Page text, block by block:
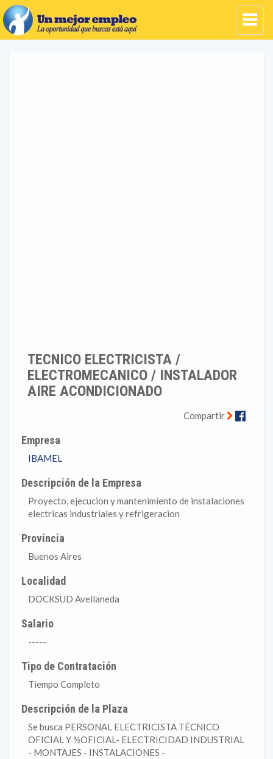
TECNICO ELECTRICISTA /
ELECTROMECANICO / INSTALADOR
AIRE ACONDICIONADO
Compartir
Empresa
IBAMEL
Descripción de la Empresa
Proyecto, ejecucion y mantenimiento de instalaciones
electricas industriales y refrigeracion
Provincia
Buenos Aires
Localidad
DOCKSUD Avellaneda
Salario
-----
Tipo de Contratación
Tiempo Completo
Descripción de la Plaza
Se busca PERSONAL ELECTRICISTA TÉCNICO
OFICIAL Y ½OFICIAL- ELECTRICIDAD INDUSTRIAL
- MONTAJES - INSTALACIONES -